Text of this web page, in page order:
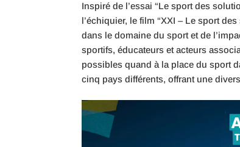
Inspiré de l’essai “Le sport des
l’échiquier, le film “XXI – Le sport
dans le domaine du sport et de
sportifs, éducateurs et acteurs
possibles quand à la place du sport
cinq pays différents, offrant une